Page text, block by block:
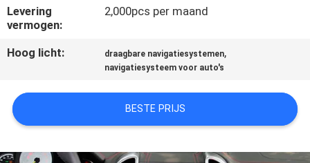
NIEUWS
GEVALLEN
SITEMAP
Levering
vermogen:
2,000pcs per maand
Hoog licht: draagbare navigatiesystemen,
navigatiesysteem voor auto's
BESTE PRIJS